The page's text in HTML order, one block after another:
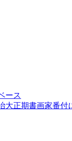
ース
大正期書画家番付